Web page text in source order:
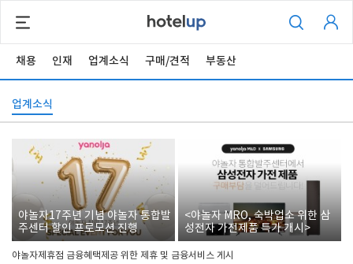
채용 인재 업계소식 구매/견적 부동산
업계소식
야놀자17주년 기념 야놀자 통합발
주센터 할인 프로모션 진행
<야놀자 MRO, 숙박업소 위한 삼
성전자 가전제품 특가 개시>
야놀자제휴점 금융혜택제공 위한 제휴 및 금융서비스 게시